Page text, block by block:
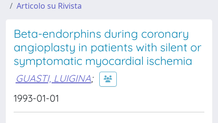
Articolo su Rivista
Beta-endorphins during coronary
angioplasty in patients with silent or
symptomatic myocardial ischemia
GUASTI, LUIGINA;
1993-01-01